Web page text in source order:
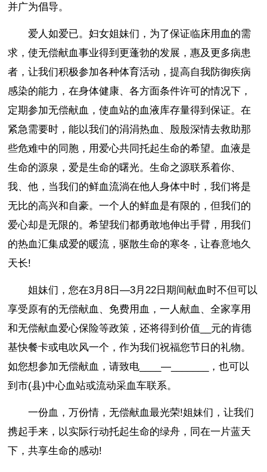
并广为倡导。
爱人如爱已。妇女姐妹们，为了保证临床用血的需
求，使无偿献血事业得到更蓬勃的发展，惠及更多病患
者，让我们积极参加各种体育活动，提高自我防御疾病
感染的能力，在身体健康、各方面条件许可的情况下，
定期参加无偿献血，使血站的血液库存量得到保证。在
紧急需要时，能以我们的涓涓热血、殷殷深情去救助那
些危难中的同胞，用爱心共同托起生命的希望。血液是
生命的源泉，爱是生命的曙光。生命之源联系着你、
我、他，当我们的鲜血流淌在他人身体中时，我们将是
无比的高兴和自豪。一个人的鲜血是有限的，但我们的
爱心却是无限的。希望我们都勇敢地伸出手臂，用我们
的热血汇集成爱的暖流，驱散生命的寒冬，让春意地久
天长!
姐妹们，您在3月8日—3月22日期间献血时不但可以
享受原有的无偿献血、免费用血，一人献血、全家享用
和无偿献血爱心保险等政策，还将得到价值__元的肯德
基快餐卡或电吹风一个，作为我们祝福您节日的礼物。
如您想参加无偿献血，请致电____—_______，也可以
到市(县)中心血站或流动采血车联系。
一份血，万份情，无偿献血最光荣!姐妹们，让我们
携起手来，以实际行动托起生命的绿舟，同在一片蓝天
下，共享生命的感动!